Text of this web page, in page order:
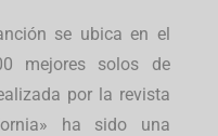
se ubica en el
mejores solos de
por la revista
ha sido una